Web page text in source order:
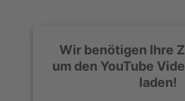
Wir benötigen Ihre
um den YouTube
laden!